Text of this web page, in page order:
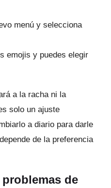
menú y selecciona
emojis y puedes elegir
a la racha ni la
solo un ajuste
a diario para darle
de la preferencia
de